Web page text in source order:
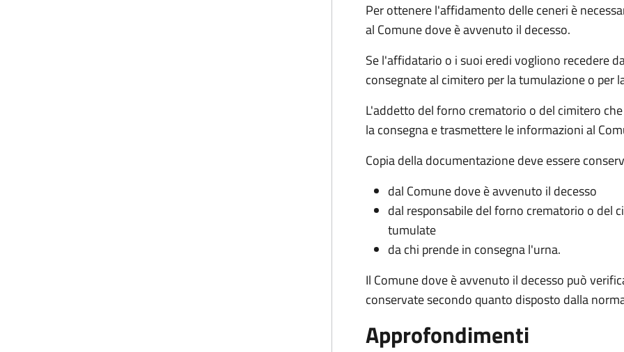
Per ottenere l'affidamento delle ceneri è
al Comune dove è avvenuto il decesso.
Se l'affidatario o i suoi eredi vogliono recedere
consegnate al cimitero per la tumulazione o per
L'addetto del forno crematorio o del cimitero
la consegna e trasmettere le informazioni al
Copia della documentazione deve essere
dal Comune dove è avvenuto il decesso
dal responsabile del forno crematorio o del
tumulate
da chi prende in consegna l'urna.
Il Comune dove è avvenuto il decesso può
conservate secondo quanto disposto dalla
Approfondimenti